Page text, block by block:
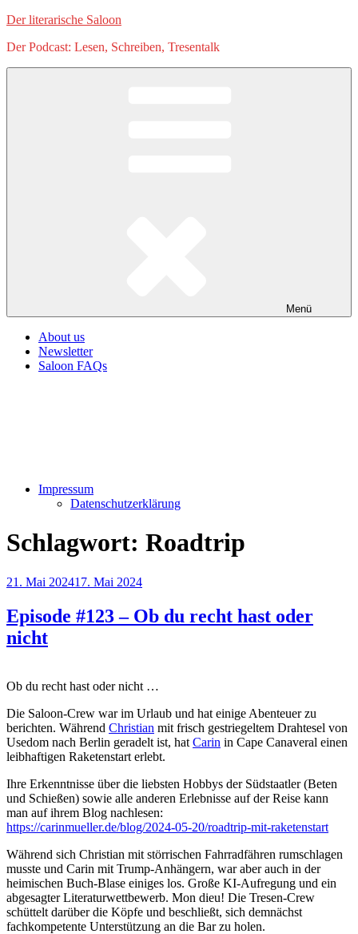
Zum
springen
Der literarische Saloon
Der Podcast: Lesen, Schreiben, Tresentalk
Menü
About us
Newsletter
Saloon FAQs
Impressum
Datenschutzerklärung
Schlagwort: Roadtrip
Veröffentlicht
21. Mai 202417. Mai 2024
Episode #123 – Ob du recht hast oder
nicht
Ob du recht hast oder nicht …
Die Saloon-Crew war im Urlaub und hat einige Abenteuer zu
berichten. Während Christian mit frisch gestriegeltem Drahtesel von
Usedom nach Berlin geradelt ist, hat Carin in Cape Canaveral einen
leibhaftigen Raketenstart erlebt.
Ihre Erkenntnisse über die liebsten Hobbys der Südstaatler (Beten
und Schießen) sowie alle anderen Erlebnisse auf der Reise kann
man auf ihrem Blog nachlesen:
https://carinmueller.de/blog/2024-05-20/roadtrip-mit-raketenstart
Während sich Christian mit störrischen Fahrradfähren rumschlagen
musste und Carin mit Trump-Anhängern, war aber auch in der
heimischen Buch-Blase einiges los. Große KI-Aufregung und ein
abgesagter Literaturwettbewerb. Mon dieu! Die Tresen-Crew
schüttelt darüber die Köpfe und beschließt, sich demnächst
fachkompetente Unterstützung an die Bar zu holen.